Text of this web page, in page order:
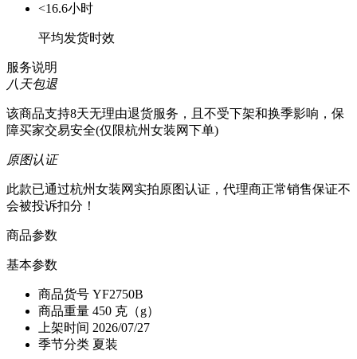
<16.6小时
平均发货时效
服务说明
八天包退
该商品支持8天无理由退货服务，且不受下架和换季影响，保
障买家交易安全(仅限杭州女装网下单)
原图认证
此款已通过杭州女装网实拍原图认证，代理商正常销售保证不
会被投诉扣分！
商品参数
基本参数
商品货号 YF2750B
商品重量 450 克（g）
上架时间 2026/07/27
季节分类 夏装